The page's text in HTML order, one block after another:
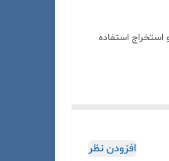
استخراج استفاده
افزودن نظر